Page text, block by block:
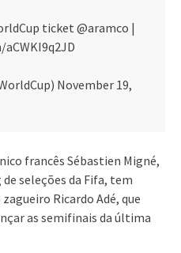
ticket ️@aramco |
November 19,
francês Sébastien Migné,
seleções da Fifa, tem
Ricardo Adé, que
as semifinais da última